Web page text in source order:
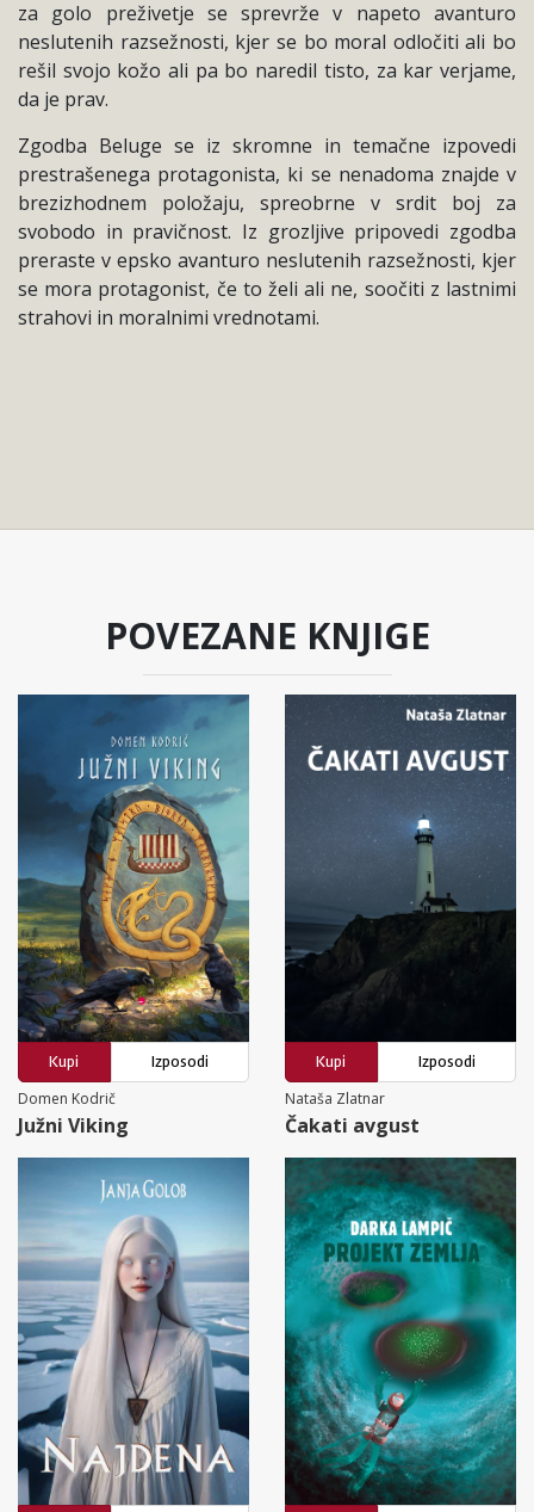
za golo preživetje se sprevrže v napeto avanturo
neslutenih razsežnosti, kjer se bo moral odločiti ali bo
rešil svojo kožo ali pa bo naredil tisto, za kar verjame,
da je prav.
Zgodba Beluge se iz skromne in temačne izpovedi
prestrašenega protagonista, ki se nenadoma znajde v
brezizhodnem položaju, spreobrne v srdit boj za
svobodo in pravičnost. Iz grozljive pripovedi zgodba
preraste v epsko avanturo neslutenih razsežnosti, kjer
se mora protagonist, če to želi ali ne, soočiti z lastnimi
strahovi in moralnimi vrednotami.
POVEZANE KNJIGE
Kupi
Izposodi
Domen Kodrič
Južni Viking
Kupi
Izposodi
Nataša Zlatnar
Čakati avgust